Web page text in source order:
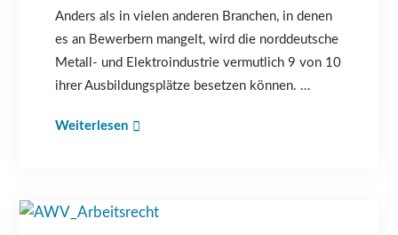
Anders als in vielen anderen Branchen, in denen
es an Bewerbern mangelt, wird die norddeutsche
Metall- und Elektroindustrie vermutlich 9 von 10
ihrer Ausbildungsplätze besetzen können. …
Weiterlesen